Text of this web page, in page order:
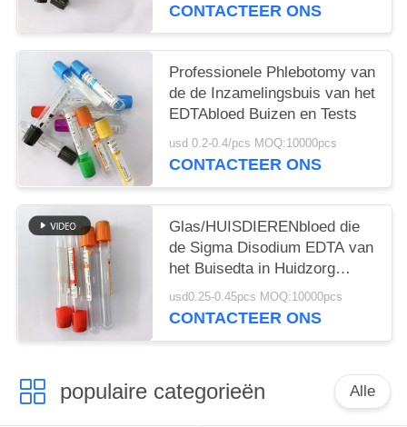
CONTACTEER ONS
Professionele Phlebotomy van
de de Inzamelingsbuis van het
EDTAbloed Buizen en Tests
usd 0.2-0.4/pcs MOQ:10000pcs
CONTACTEER ONS
Glas/HUISDIERENbloed die
de Sigma Disodium EDTA van
het Buisedta in Huidzorg
verzamelen
usd0.25-0.45pcs MOQ:10000pcs
CONTACTEER ONS
populaire categorieën Alle